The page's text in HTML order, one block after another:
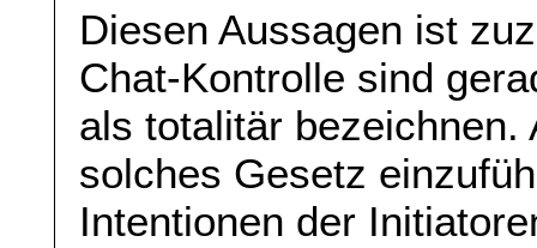
Diesen Aussagen ist
Chat-Kontrolle sind
als totalitär bezeichnen.
solches Gesetz
Intentionen der